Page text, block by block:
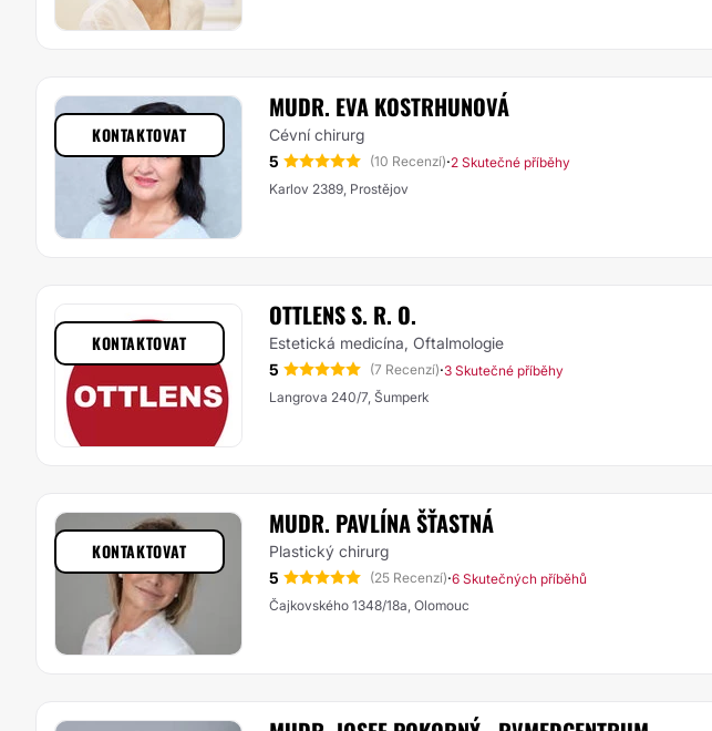
MUDR. EVA KOSTRHUNOVÁ
Cévní chirurg
5
(10 Recenzí)·2 Skutečné příběhy
Karlov 2389, Prostějov
KONTAKTOVAT
OTTLENS S. R. O.
Estetická medicína, Oftalmologie
5
(7 Recenzí)·3 Skutečné příběhy
Langrova 240/7, Šumperk
KONTAKTOVAT
MUDR. PAVLÍNA ŠŤASTNÁ
Plastický chirurg
5
(25 Recenzí)·6 Skutečných příběhů
Čajkovského 1348/18a, Olomouc
KONTAKTOVAT